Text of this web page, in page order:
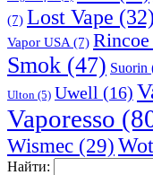
(7) Lost Vape (32)
Vapor USA (7) Rincoe
Smok (47) Suorin
Ulton (5) Uwell (16)
Vaporesso
Wismec (29)
Найти: